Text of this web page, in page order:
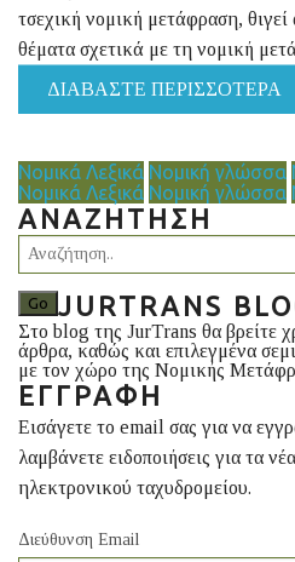
τσεχική νομική μετάφραση,
θέματα σχετικά με τη νομική
ΔΙΑΒΆΣΤΕ ΠΕΡΙΣΣΌΤΕΡΑ
Νομικά Λεξικά Νομική γλώσσα
Νομικά Λεξικά Νομική γλώσσα
ΑΝΑΖΉΤΗΣΗ
JURTRANS
Στο blog της JurTrans θα βρείτε
άρθρα, καθώς και επιλεγμένα
με τον χώρο της Νομικής
ΕΓΓΡΑΦΉ
Εισάγετε το email σας για να
λαμβάνετε ειδοποιήσεις για τα
ηλεκτρονικού ταχυδρομείου.
Διεύθυνση Email